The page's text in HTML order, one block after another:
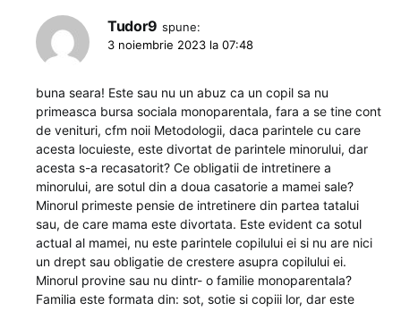
Tudor9 spune:
3 noiembrie 2023 la 07:48
buna seara! Este sau nu un abuz ca un copil sa nu
primeasca bursa sociala monoparentala, fara a se tine cont
de venituri, cfm noii Metodologii, daca parintele cu care
acesta locuieste, este divortat de parintele minorului, dar
acesta s-a recasatorit? Ce obligatii de intretinere a
minorului, are sotul din a doua casatorie a mamei sale?
Minorul primeste pensie de intretinere din partea tatalui
sau, de care mama este divortata. Este evident ca sotul
actual al mamei, nu este parintele copilului ei si nu are nici
un drept sau obligatie de crestere asupra copilului ei.
Minorul provine sau nu dintr- o familie monoparentala?
Familia este formata din: sot, sotie si copiii lor, dar este